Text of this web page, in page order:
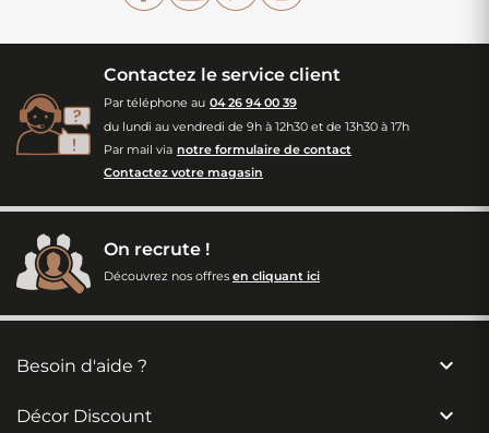
Contactez le service client
Par téléphone au 04 26 94 00 39
du lundi au vendredi de 9h à 12h30 et de 13h30 à 17h
Par mail via notre formulaire de contact
Contactez votre magasin
On recrute !
Découvrez nos offres en cliquant ici
Besoin d'aide ? 
Décor Discount 